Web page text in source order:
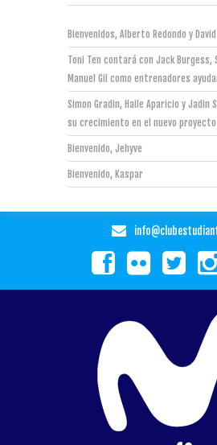
Bienvenidos, Alberto Redondo y
Toni Ten contará con Jack Burgess,
Manuel Gil como entrenadores
Simon Gradin, Haile Aparicio y Jadin
su crecimiento en el nuevo proyecto
Bienvenido, Jehyve
Bienvenido, Kaspar